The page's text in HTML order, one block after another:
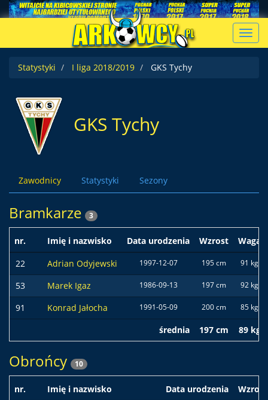
Statystyki
I liga 2018/2019 GKS Tychy
GKS Tychy
Zawodnicy Statystyki Sezony
Bramkarze 3
nr. Imię i nazwisko Data urodzenia Wzrost
Waga
22
Adrian Odyjewski 1997-12-07 195 cm 91 kg
53 Marek Igaz 1986-09-13 197 cm 92 kg
91 Konrad Jałocha 1991-05-09 200 cm 85 kg
średnia 197 cm 89 kg
Obrońcy 10
nr. Imię i nazwisko Data urodzenia
Wzrost